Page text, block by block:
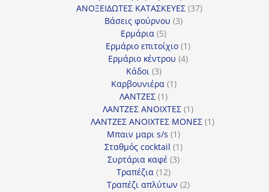
προϊόντα
ΑΝΟΞΕΙΔΩΤΕΣ ΚΑΤΑΣΚΕΥΕΣ 3737
Βάσεις φούρνου 33
Ερμάρια 55
προϊόντα
Ερμάριο επιτοίχιο 11
προϊόν
Ερμάριο κέντρου 44
Κάδοι 33
προϊόντα
Καρβουνιέρα 11
ΛΑΝΤΖΕΣ 11
προϊόν
ΛΑΝΤΖΕΣ ΑΝΟΙΧΤΕΣ 11
προϊόν
ΛΑΝΤΖΕΣ ΑΝΟΙΧΤΕΣ ΜΟΝΕΣ 11
Μπαιν μαρι s/s 11
προϊόν
Σταθμός cocktail 11
Συρτάρια καφέ 33
Τραπέζια 1212
προϊόντα
Τραπέζι απλύτων 22